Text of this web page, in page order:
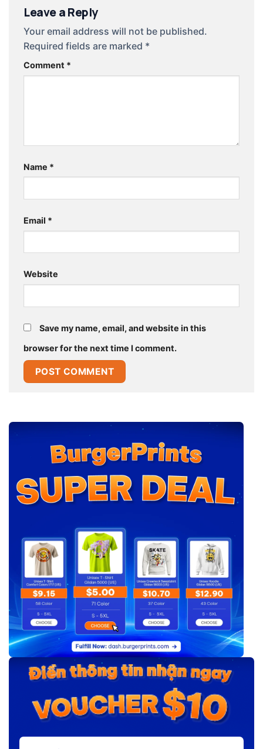
Leave a Reply
Your email address will not be published.
Required fields are marked *
Comment *
Name *
Email *
Website
Save my name, email, and website in this
browser for the next time I comment.